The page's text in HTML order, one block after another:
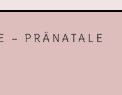
– PRÄNATALE